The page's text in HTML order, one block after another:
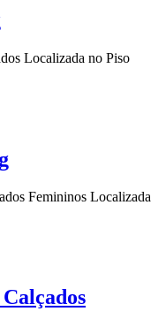
Localizada no Piso
Femininos Localizada